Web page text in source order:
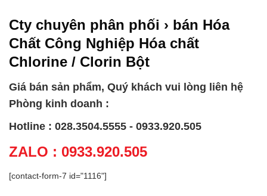
Cty chuyên phân phối › bán Hóa
Chất Công Nghiệp Hóa chất
Chlorine / Clorin Bột
Giá bán sản phẩm, Quý khách vui lòng liên hệ
Phòng kinh doanh :
Hotline : 028.3504.5555 - 0933.920.505
ZALO : 0933.920.505
[contact-form-7 id="1116"]